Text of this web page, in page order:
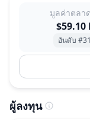
มูลค่าตลาด
$59.10
อันดับ
ผู้ลงทุน